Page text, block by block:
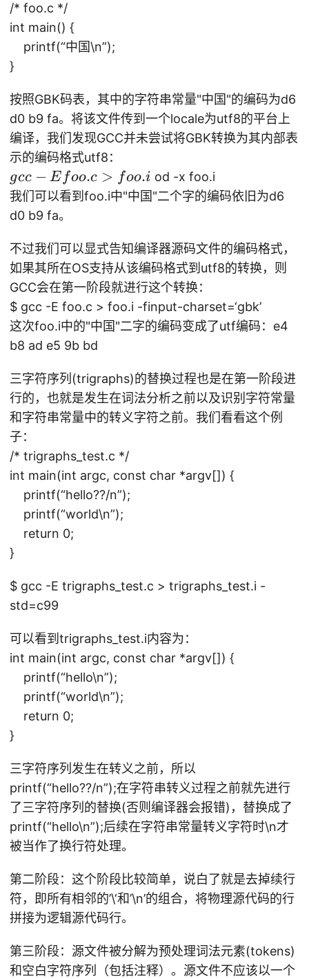
/* foo.c */
int main() {
printf(“中国\n”);
}
按照GBK码表，其中的字符串常量"中国"的编码为d6
d0 b9 fa。将该文件传到一个locale为utf8的平台上
编译，我们发现GCC并未尝试将GBK转换为其内部表
示的编码格式utf8：
g
c
c
E
f
o
o.
c
>
f
o
o.
i
gcc − E foo.c > foo.i od -x foo.i
我们可以看到foo.i中"中国"二个字的编码依旧为d6
d0 b9 fa。
不过我们可以显式告知编译器源码文件的编码格式，
如果其所在OS支持从该编码格式到utf8的转换，则
GCC会在第一阶段就进行这个转换：
$ gcc -E foo.c > foo.i -finput-charset=‘gbk’
这次foo.i中的"中国"二字的编码变成了utf编码：e4
b8 ad e5 9b bd
三字符序列(trigraphs)的替换过程也是在第一阶段进
行的，也就是发生在词法分析之前以及识别字符常量
和字符串常量中的转义字符之前。我们看看这个例
子：
/* trigraphs_test.c */
int main(int argc, const char *argv[]) {
printf(“hello??/n”);
printf(“world\n”);
return 0;
}
$ gcc -E trigraphs_test.c > trigraphs_test.i -
std=c99
可以看到trigraphs_test.i内容为：
int main(int argc, const char *argv[]) {
printf(“hello\n”);
printf(“world\n”);
return 0;
}
三字符序列发生在转义之前，所以
printf(“hello??/n”);在字符串转义过程之前就先进行
了三字符序列的替换(否则编译器会报错)，替换成了
printf(“hello\n”);后续在字符串常量转义字符时\n才
被当作了换行符处理。
第二阶段：这个阶段比较简单，说白了就是去掉续行
符，即所有相邻的’\‘和’\n’的组合，将物理源代码的行
拼接为逻辑源代码行。
第三阶段：源文件被分解为预处理词法元素(tokens)
和空白字符序列（包括注释）。源文件不应该以一个